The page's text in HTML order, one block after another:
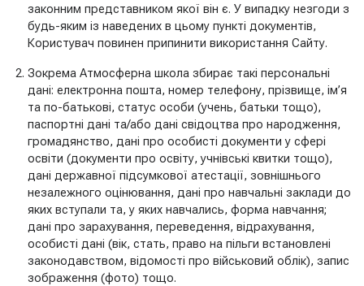
законним представником якої він є. У випадку незгоди з
будь-яким із наведених в цьому пункті документів,
Користувач повинен припинити використання Сайту.
Зокрема Атмосферна школа збирає такі персональні
дані: електронна пошта, номер телефону, прізвище, ім’я
та по-батькові, статус особи (учень, батьки тощо),
паспортні дані та/або дані свідоцтва про народження,
громадянство, дані про особисті документи у сфері
освіти (документи про освіту, учнівські квитки тощо),
дані державної підсумкової атестації, зовнішнього
незалежного оцінювання, дані про навчальні заклади до
яких вступали та, у яких навчались, форма навчання;
дані про зарахування, переведення, відрахування,
особисті дані (вік, стать, право на пільги встановлені
законодавством, відомості про військовий облік), запис
зображення (фото) тощо.